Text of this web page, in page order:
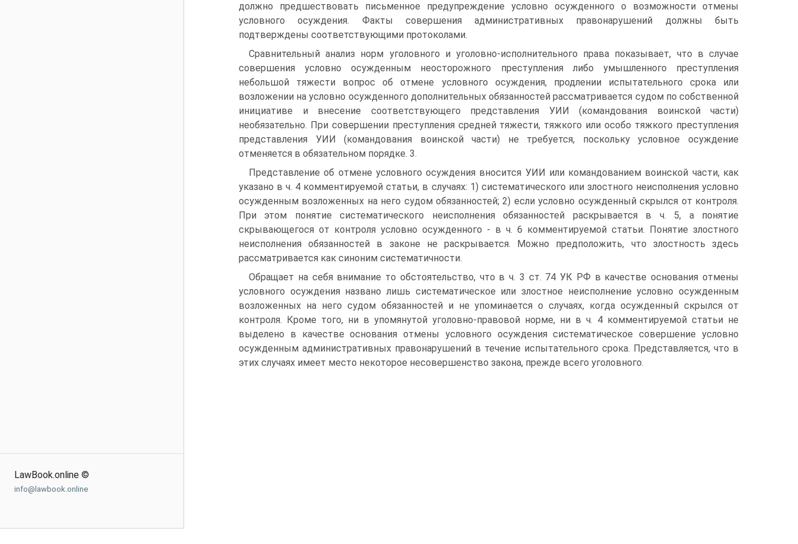
LawBook.online ©
info@lawbook.online
должно предшествовать письменное предупреждение условно осужденного о возможности отмены
условного осуждения. Факты совершения административных правонарушений должны быть
подтверждены соответствующими протоколами.
Сравнительный анализ норм уголовного и уголовно-исполнительного права показывает, что в случае
совершения условно осужденным неосторожного преступления либо умышленного преступления
небольшой тяжести вопрос об отмене условного осуждения, продлении испытательного срока или
возложении на условно осужденного дополнительных обязанностей рассматривается судом по собственной
инициативе и внесение соответствующего представления УИИ (командования воинской части)
необязательно. При совершении преступления средней тяжести, тяжкого или особо тяжкого преступления
представления УИИ (командования воинской части) не требуется, поскольку условное осуждение
отменяется в обязательном порядке. 3.
Представление об отмене условного осуждения вносится УИИ или командованием воинской части, как
указано в ч. 4 комментируемой статьи, в случаях: 1) систематического или злостного неисполнения условно
осужденным возложенных на него судом обязанностей; 2) если условно осужденный скрылся от контроля.
При этом понятие систематического неисполнения обязанностей раскрывается в ч. 5, а понятие
скрывающегося от контроля условно осужденного - в ч. 6 комментируемой статьи. Понятие злостного
неисполнения обязанностей в законе не раскрывается. Можно предположить, что злостность здесь
рассматривается как синоним систематичности.
Обращает на себя внимание то обстоятельство, что в ч. 3 ст. 74 УК РФ в качестве основания отмены
условного осуждения названо лишь систематическое или злостное неисполнение условно осужденным
возложенных на него судом обязанностей и не упоминается о случаях, когда осужденный скрылся от
контроля. Кроме того, ни в упомянутой уголовно-правовой норме, ни в ч. 4 комментируемой статьи не
выделено в качестве основания отмены условного осуждения систематическое совершение условно
осужденным административных правонарушений в течение испытательного срока. Представляется, что в
этих случаях имеет место некоторое несовершенство закона, прежде всего уголовного.